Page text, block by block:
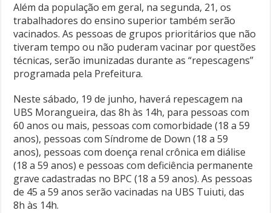
Além da população em geral, na segunda, 21, os
trabalhadores do ensino superior também serão
vacinados. As pessoas de grupos prioritários que não
tiveram tempo ou não puderam vacinar por questões
técnicas, serão imunizadas durante as “repescagens”
programada pela Prefeitura.
Neste sábado, 19 de junho, haverá repescagem na
UBS Morangueira, das 8h às 14h, para pessoas com
60 anos ou mais, pessoas com comorbidade (18 a 59
anos), pessoas com Síndrome de Down (18 a 59
anos), pessoas com doença renal crônica em diálise
(18 a 59 anos) e pessoas com deficiência permanente
grave cadastradas no BPC (18 a 59 anos). As pessoas
de 45 a 59 anos serão vacinadas na UBS Tuiuti, das
8h às 14h.